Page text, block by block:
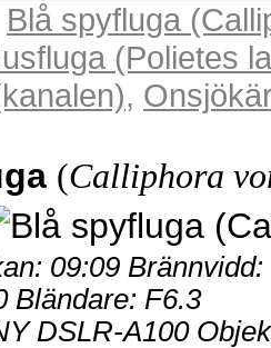
Blå spyfluga
(Polietes
,
(Calliphora
09:09
Bländare: F6.3
DSLR-A100